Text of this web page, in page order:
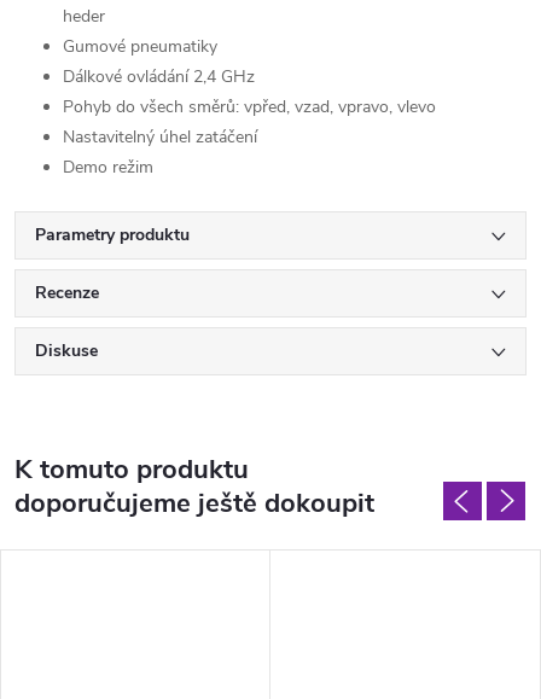
heder
Gumové pneumatiky
Dálkové ovládání 2,4 GHz
Pohyb do všech směrů: vpřed, vzad, vpravo, vlevo
Nastavitelný úhel zatáčení
Demo režim
Parametry produktu
Recenze
Diskuse
K tomuto produktu
doporučujeme ještě dokoupit